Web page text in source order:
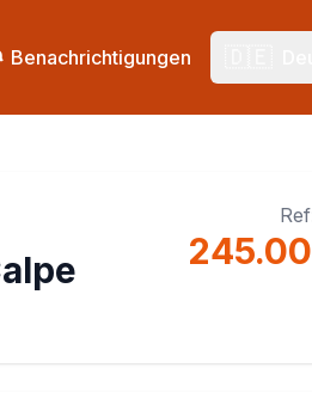
Benachrichtigungen